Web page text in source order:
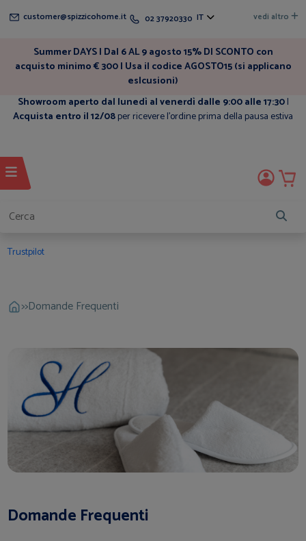
customer@spizzicohome.it 02 37920330 IT vedi altro
Summer DAYS | Dal 6 AL 9 agosto 15% DI SCONTO con
acquisto minimo € 300 | Usa il codice AGOSTO15 (si applicano
eslcusioni)
Showroom aperto dal lunedì al venerdì dalle 9:00 alle 17:30|
Acquista entro il 12/08per ricevere l'ordine prima della pausa estiva
Trustpilot
>>Domande Frequenti
Domande Frequenti